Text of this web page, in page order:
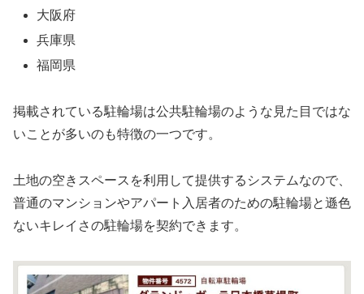
大阪府
兵庫県
福岡県
掲載されている駐輪場は公共駐輪場のような見た目ではな
いことが多いのも特徴の一つです。
土地の空きスペースを利用して提供するシステムなので、
普通のマンションやアパート入居者のための駐輪場と遜色
ないキレイさの駐輪場を契約できます。